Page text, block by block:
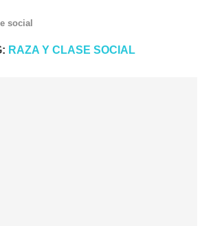
social
RAZA Y CLASE SOCIAL